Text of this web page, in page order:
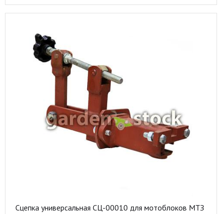
Сцепка универсальная СЦ-00010 для мотоблоков МТЗ